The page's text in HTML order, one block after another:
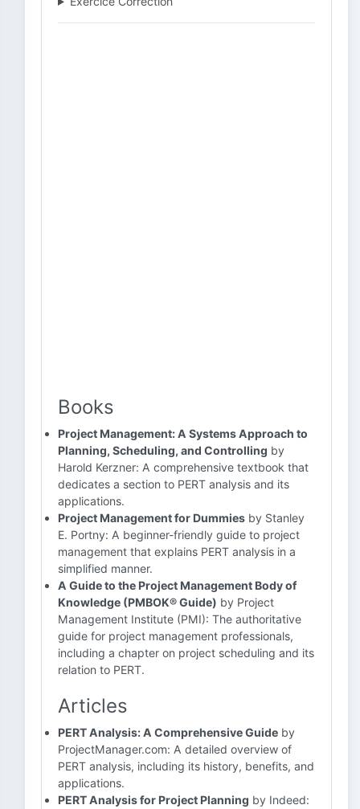
Books
Project Management: A Systems Approach to
Planning, Scheduling, and Controlling by
Harold Kerzner: A comprehensive textbook that
dedicates a section to PERT analysis and its
applications.
Project Management for Dummies by Stanley
E. Portny: A beginner-friendly guide to project
management that explains PERT analysis in a
simplified manner.
A Guide to the Project Management Body of
Knowledge (PMBOK® Guide) by Project
Management Institute (PMI): The authoritative
guide for project management professionals,
including a chapter on project scheduling and its
relation to PERT.
Articles
PERT Analysis: A Comprehensive Guide by
ProjectManager.com: A detailed overview of
PERT analysis, including its history, benefits, and
applications.
PERT Analysis for Project Planning by Indeed: